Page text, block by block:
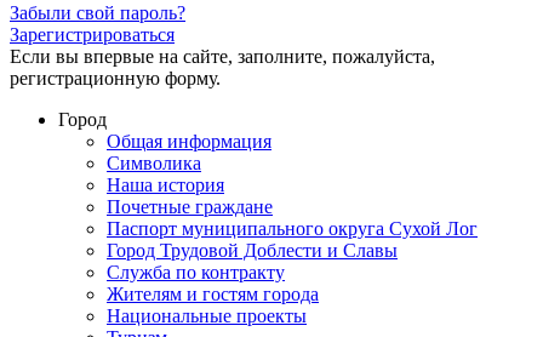
Забыли свой пароль?
Зарегистрироваться
Если вы впервые на сайте, заполните, пожалуйста,
регистрационную форму.
Город
Общая информация
Символика
Наша история
Почетные граждане
Паспорт муниципального округа Сухой Лог
Город Трудовой Доблести и Славы
Служба по контракту
Жителям и гостям города
Национальные проекты